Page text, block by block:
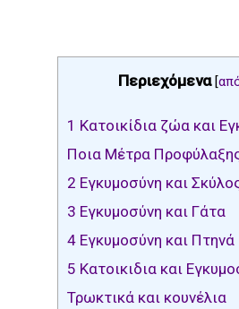
Περιεχόμενα [
1 Κατοικίδια ζώα και
Ποια Μέτρα
2 Εγκυμοσύνη και
3 Εγκυμοσύνη και Γάτα
4 Εγκυμοσύνη και Πτηνά
5 Κατοικιδια και
Τρωκτικά και κουνέλια